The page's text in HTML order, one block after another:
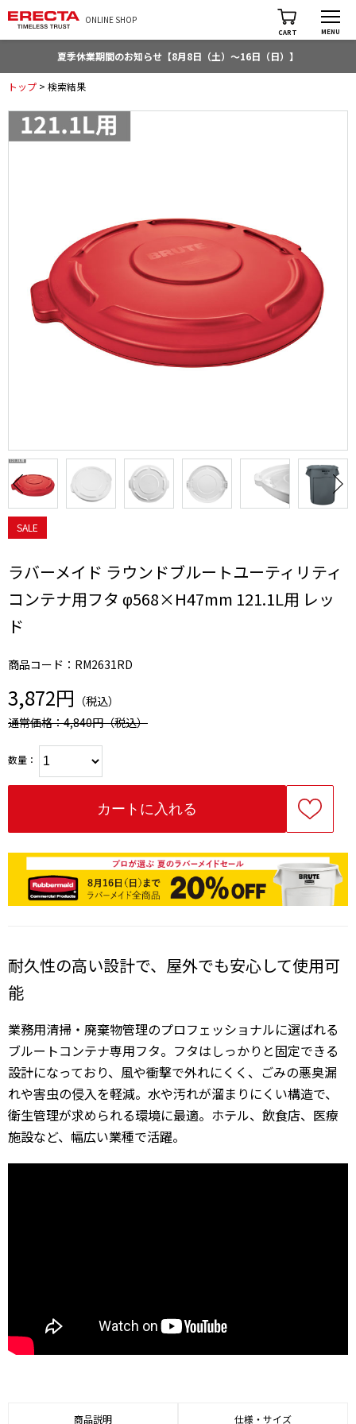
ONLINE SHOP
CART MENU
夏季休業期間のお知らせ【8月8日（土）～16日（日）】
トップ > 検索結果
SALE
ラバーメイド ラウンドブルートユーティリティ
コンテナ用フタ φ568×H47mm 121.1L用 レッ
ド
商品コード：RM2631RD
3,872円 （税込）
通常価格：4,840円（税込）
数量：
耐久性の高い設計で、屋外でも安心して使用可
能
業務用清掃・廃棄物管理のプロフェッショナルに選ばれる
ブルートコンテナ専用フタ。フタはしっかりと固定できる
設計になっており、風や衝撃で外れにくく、ごみの悪臭漏
れや害虫の侵入を軽減。水や汚れが溜まりにくい構造で、
衛生管理が求められる環境に最適。ホテル、飲食店、医療
施設など、幅広い業種で活躍。
商品説明 仕様・サイズ